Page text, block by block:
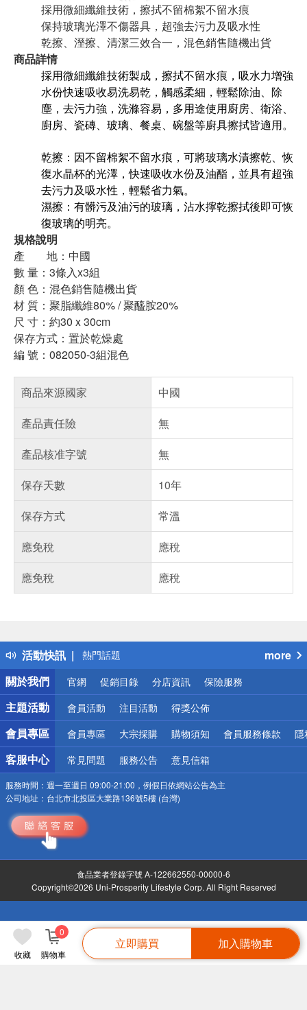
收藏 購物車
0
立即購買 加入購物車
採用微細纖維技術，擦拭不留棉絮不留水痕
保持玻璃光澤不傷器具，超強去污力及吸水性
乾擦、溼擦、清潔三效合一，混色銷售隨機出貨
商品詳情
採用微細纖維技術製成，擦拭不留水痕，吸水力增強
水份快速吸收易洗易乾，觸感柔細，輕鬆除油、除
塵，去污力強，洗滌容易，多用途使用廚房、衛浴、
廚房、瓷磚、玻璃、餐桌、碗盤等廚具擦拭皆適用。
乾擦：因不留棉絮不留水痕，可將玻璃水漬擦乾、恢
復水晶杯的光澤，快速吸收水份及油酯，並具有超強
去污力及吸水性，輕鬆省力氣。
濕擦：有髒污及油污的玻璃，沾水擰乾擦拭後即可恢
復玻璃的明亮。
規格說明
產 地：中國
數 量：3條入x3組
顏 色：混色銷售隨機出貨
材 質：聚脂纖維80% / 聚醯胺20%
尺 寸：約30 x 30cm
保存方式：置於乾燥處
編 號：082050-3組混色
商品來源國家
中國
產品責任險
無
產品核准字號
無
保存天數
10年
保存方式
常溫
應免稅
應稅
應免稅
應稅
活動快訊
得獎公告
熱門話題
銀行優惠
偏遠地區配送
詐騙網頁！請小心！
more
關於我們
官網 促銷目錄 分店資訊 保險服務
主題活動 會員活動 注目活動 得獎公佈
會員專區 會員專區 大宗採購 購物須知 會員服務條款 隱
客服中心 常見問題 服務公告 意見信箱
服務時間： 週一至週日 09:00-21:00，例假日依網站公告為主
公司地址： 台北市北投區大業路136號5樓 (台灣)
食品業者登錄字號 A-122662550-00000-6
Copyright©2026 Uni-Prosperity Lifestyle Corp. All Right Reserved